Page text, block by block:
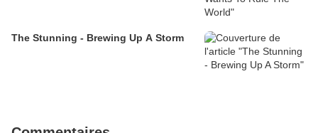
The Stunning - Brewing Up A Storm